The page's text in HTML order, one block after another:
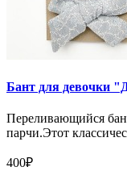
Бант для девочки
Переливающийся
парчи.Этот
400₽